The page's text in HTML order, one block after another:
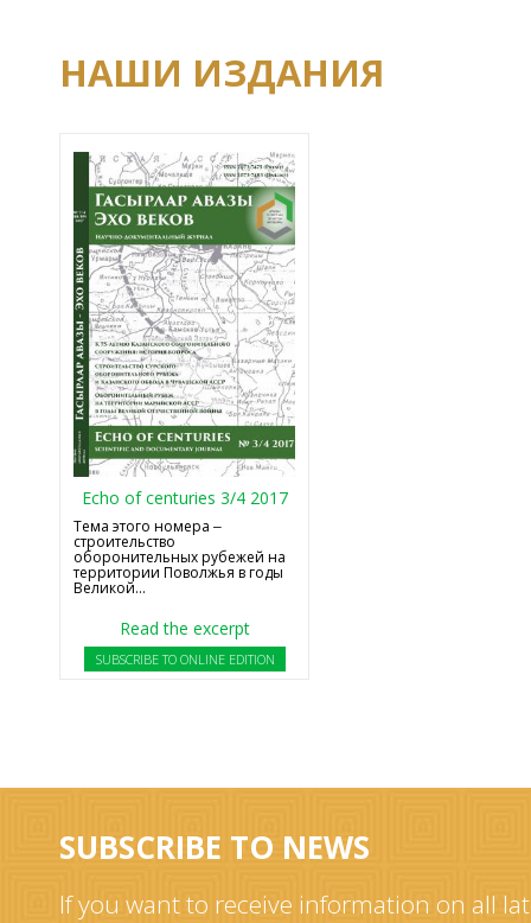
НАШИ ИЗДАНИЯ
Echo of centuries 3/4 2017
Тема этого номера ‒
строительство
оборонительных рубежей на
территории Поволжья в годы
Великой...
Read the excerpt
SUBSCRIBE TO ONLINE EDITION
SUBSCRIBE TO NEWS
If you want to receive information on all